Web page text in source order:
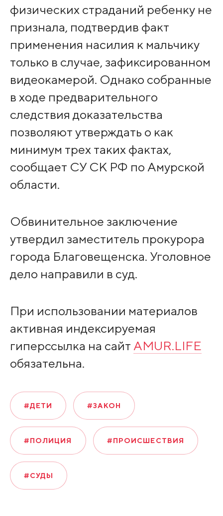
физических страданий ребенку не
признала, подтвердив факт
применения насилия к мальчику
только в случае, зафиксированном
видеокамерой. Однако собранные
в ходе предварительного
следствия доказательства
позволяют утверждать о как
минимум трех таких фактах,
сообщает СУ СК РФ по Амурской
области.
Обвинительное заключение
утвердил заместитель прокурора
города Благовещенска. Уголовное
дело направили в суд.
При использовании материалов
активная индексируемая
гиперссылка на сайт AMUR.LIFE
обязательна.
#ДЕТИ #ЗАКОН
#ПОЛИЦИЯ #ПРОИСШЕСТВИЯ
#СУДЫ